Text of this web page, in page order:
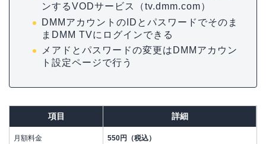
ンするVODサービス（tv.dmm.com）
DMMアカウントのIDとパスワードでそのま
まDMM TVにログインできる
メアドとパスワードの変更はDMMアカウン
ト設定ページで行う
項目 詳細
月額料金 550円（税込）